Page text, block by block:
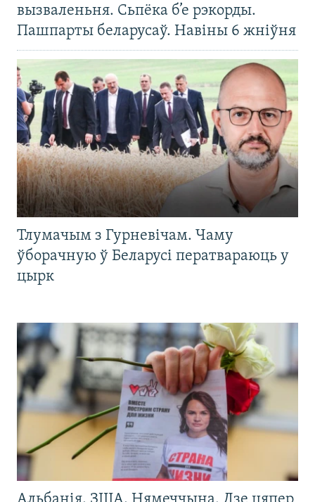
вызваленьня. Сьпёка б’е рэкорды.
Пашпарты беларусаў. Навіны 6 жніўня
Тлумачым з Гурневічам. Чаму
ўборачную ў Беларусі ператвараюць у
цырк